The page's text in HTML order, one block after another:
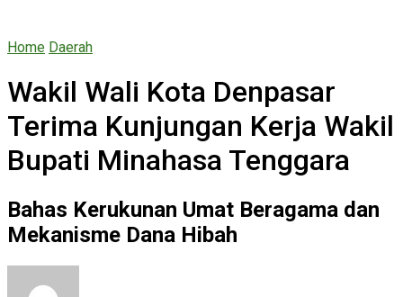
Home Daerah
Wakil Wali Kota Denpasar
Terima Kunjungan Kerja Wakil
Bupati Minahasa Tenggara
Bahas Kerukunan Umat Beragama dan
Mekanisme Dana Hibah